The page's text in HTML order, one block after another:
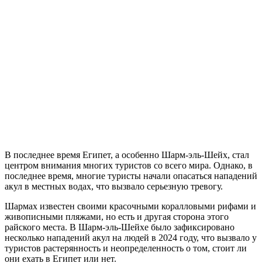
В последнее время Египет, а особенно Шарм-эль-Шейх, стал
центром внимания многих туристов со всего мира. Однако, в
последнее время, многие туристы начали опасаться нападений
акул в местных водах, что вызвало серьезную тревогу.
Шармах известен своими красочными коралловыми рифами и
живописными пляжами, но есть и другая сторона этого
райского места. В Шарм-эль-Шейхе было зафиксировано
несколько нападений акул на людей в 2024 году, что вызвало у
туристов растерянность и неопределенность о том, стоит ли
они ехать в Египет или нет.